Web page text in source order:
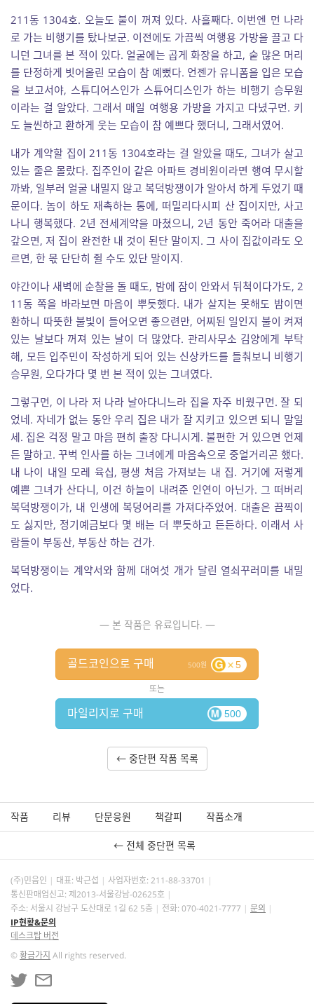
211동 1304호. 오늘도 불이 꺼져 있다. 사흘째다. 이번엔 먼 나라
로 가는 비행기를 탔나보군. 이전에도 가끔씩 여행용 가방을 끌고 다
니던 그녀를 본 적이 있다. 얼굴에는 곱게 화장을 하고, 숱 많은 머리
를 단정하게 빗어올린 모습이 참 예뻤다. 언젠가 유니폼을 입은 모습
을 보고서야, 스튜디어스인가 스튜어디스인가 하는 비행기 승무원
이라는 걸 알았다. 그래서 매일 여행용 가방을 가지고 다녔구먼. 키
도 늘씬하고 환하게 웃는 모습이 참 예쁘다 했더니, 그래서였어.
내가 계약할 집이 211동 1304호라는 걸 알았을 때도, 그녀가 살고
있는 줄은 몰랐다. 집주인이 같은 아파트 경비원이라면 행여 무시할
까봐, 일부러 얼굴 내밀지 않고 복덕방쟁이가 알아서 하게 두었기 때
문이다. 놈이 하도 재촉하는 통에, 떠밀리다시피 산 집이지만, 사고
나니 행복했다. 2년 전세계약을 마쳤으니, 2년 동안 죽어라 대출을
갚으면, 저 집이 완전한 내 것이 된단 말이지. 그 사이 집값이라도 오
르면, 한 몫 단단히 쥘 수도 있단 말이지.
야간이나 새벽에 순찰을 돌 때도, 밤에 잠이 안와서 뒤척이다가도, 2
11동 쪽을 바라보면 마음이 뿌듯했다. 내가 살지는 못해도 밤이면
환하니 따뜻한 불빛이 들어오면 좋으련만, 어찌된 일인지 불이 켜져
있는 날보다 꺼져 있는 날이 더 많았다. 관리사무소 김양에게 부탁
해, 모든 입주민이 작성하게 되어 있는 신상카드를 들춰보니 비행기
승무원, 오다가다 몇 번 본 적이 있는 그녀였다.
그렇구먼, 이 나라 저 나라 날아다니느라 집을 자주 비웠구먼. 잘 되
었네. 자네가 없는 동안 우리 집은 내가 잘 지키고 있으면 되니 말일
세. 집은 걱정 말고 마음 편히 출장 다니시게. 불편한 거 있으면 언제
든 말하고. 꾸벅 인사를 하는 그녀에게 마음속으로 중얼거리곤 했다.
내 나이 내일 모레 육십, 평생 처음 가져보는 내 집. 거기에 저렇게
예쁜 그녀가 산다니, 이건 하늘이 내려준 인연이 아닌가. 그 떠버리
복덕방쟁이가, 내 인생에 복덩어리를 가져다주었어. 대출은 끔찍이
도 싫지만, 정기예금보다 몇 배는 더 뿌듯하고 든든하다. 이래서 사
람들이 부동산, 부동산 하는 건가.
복덕방쟁이는 계약서와 함께 대여섯 개가 달린 열쇠꾸러미를 내밀
었다.
— 본 작품은 유료입니다. —
500 5
골드코인으로 구매
또는
500
마일리지로 구매
← 중단편 작품 목록
작품 리뷰 단문응원 책갈피 작품소개
← 전체 중단편 목록
(주)민음인 대표: 박근섭 사업자번호: 211-88-33701
통신판매업신고: 제2013-서울강남-02625호
주소: 서울시 강남구 도산대로 1길 62 5층
전화: 070-4021-7777
문의
IP현황&문의
데스크탑 버전
©황금가지 All rights reserved.